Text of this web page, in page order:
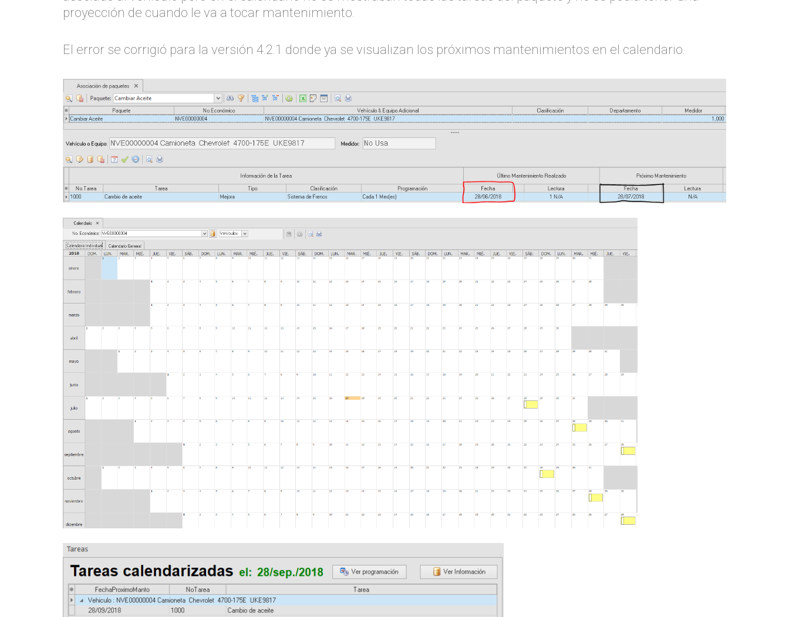
proyección de cuando le va a tocar mantenimiento.
El error se corrigió para la versión 4.2.1 donde ya se visualizan los próximos mantenimientos en el calendario.